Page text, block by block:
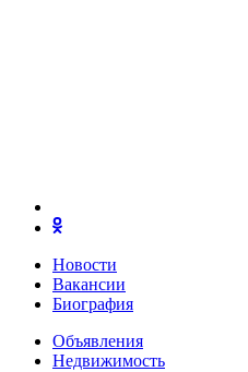
Новости
Вакансии
Биография
Объявления
Недвижимость